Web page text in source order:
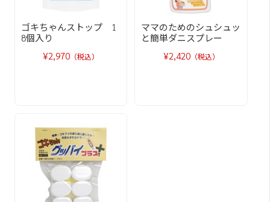
ゴキちゃんストップ 1
8個入り
¥2,970 （税込）
ママのためのシュシュッ
と簡単ダニスプレー
¥2,420（税込）